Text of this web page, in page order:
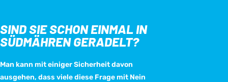
SIND SIE SCHON EINMAL IN
SÜDMÄHREN GERADELT?
Man kann mit einiger Sicherheit davon
ausgehen, dass viele diese Frage mit Nein